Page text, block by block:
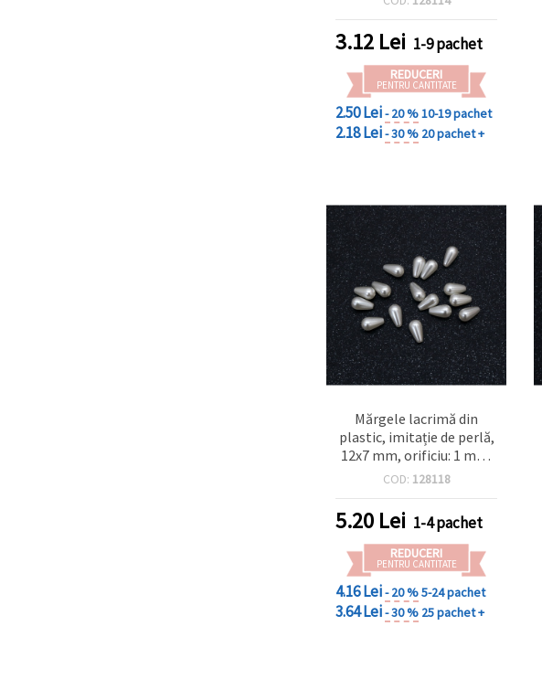
3.12 Lei 1-9 pachet
REDUCERI
PENTRU CANTITATE
2.50 Lei- 20 %10-19 pachet
2.18 Lei- 30 % 20 pachet +
Mărgele lacrimă din
plastic, imitație de perlă,
12x7 mm, orificiu: 1 mm,
culoare crem - 20 g (~83
COD: 128118
5.20 Lei 1-4 pachet
REDUCERI
PENTRU CANTITATE
4.16 Lei- 20 %5-24 pachet
3.64 Lei- 30 % 25 pachet +